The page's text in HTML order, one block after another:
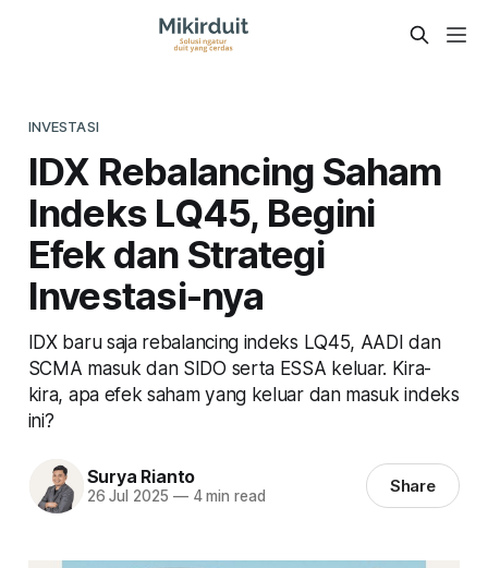
INVESTASI
IDX Rebalancing Saham
Indeks LQ45, Begini
Efek dan Strategi
Investasi-nya
IDX baru saja rebalancing indeks LQ45, AADI dan
SCMA masuk dan SIDO serta ESSA keluar. Kira-
kira, apa efek saham yang keluar dan masuk indeks
ini?
Surya Rianto
26 Jul 2025 —4 min read Share